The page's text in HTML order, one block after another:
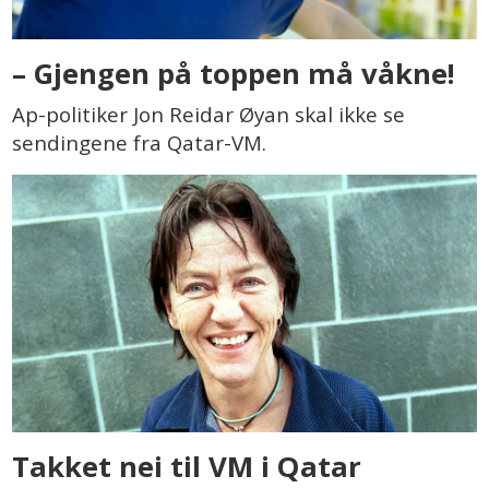
– Gjengen på toppen må våkne!
Ap-politiker Jon Reidar Øyan skal ikke se
sendingene fra Qatar-VM.
Takket nei til VM i Qatar